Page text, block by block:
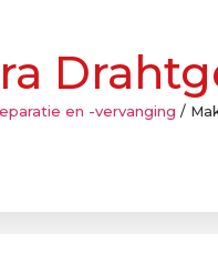
en -vervanging /